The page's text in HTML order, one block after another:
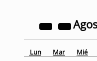
Lun Mar Mié